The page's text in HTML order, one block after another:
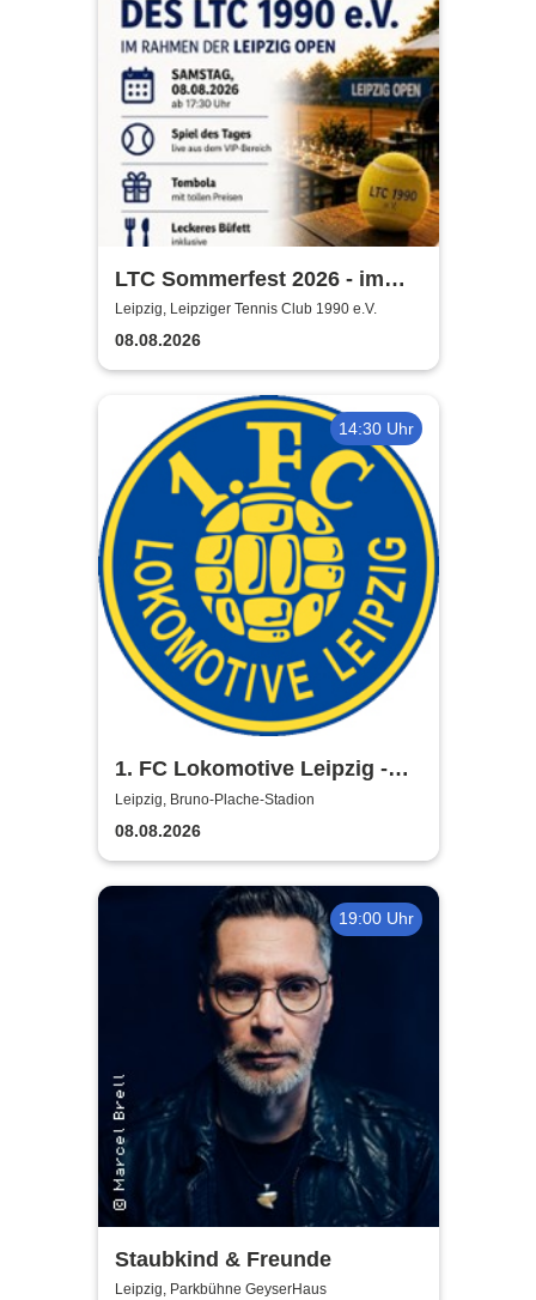
LTC Sommerfest 2026 - im
Rahmen der Leipzig Open
Leipzig, Leipziger Tennis Club 1990 e.V.
08.08.2026
14:30 Uhr
1. FC Lokomotive Leipzig -
Regionalliga Nordost
2026/2027
Leipzig, Bruno-Plache-Stadion
08.08.2026
19:00 Uhr
Staubkind & Freunde
Leipzig, Parkbühne GeyserHaus